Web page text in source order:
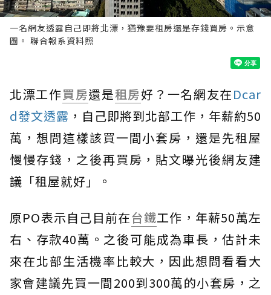
一名網友透露自己即將北漂，猶豫要租房還是存錢買房。示意
圖。 聯合報系資料照
北漂工作買房還是租房好？一名網友在Dcar
d發文透露 ，自己即將到北部工作，年薪約50
萬，想問這樣該買一間小套房，還是先租屋
慢慢存錢，之後再買房，貼文曝光後網友建
議「租屋就好」。
原PO表示自己目前在台鐵工作，年薪50萬左
右、存款40萬。之後可能成為車長，估計未
來在北部生活機率比較大，因此想問看看大
家會建議先買一間200到300萬的小套房，之